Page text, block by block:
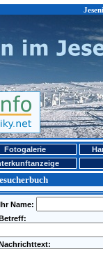
Fotogalerie
Name: